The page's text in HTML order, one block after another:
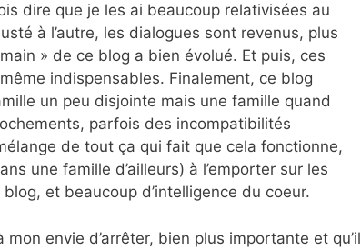
dire que je les ai beaucoup relativisées au
à l’autre, les dialogues sont revenus, plus
» de ce blog a bien évolué. Et puis, ces
indispensables. Finalement, ce blog
un peu disjointe mais une famille quand
parfois des incompatibilités
de tout ça qui fait que cela fonctionne,
une famille d’ailleurs) à l’emporter sur les
et beaucoup d’intelligence du coeur.
envie d’arrêter, bien plus importante et qu’il